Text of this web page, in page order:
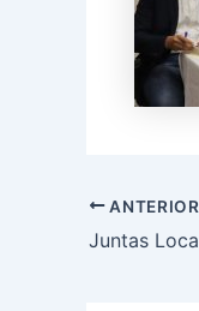
ANTERIOR